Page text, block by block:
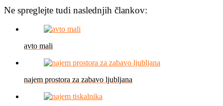
Ne spreglejte tudi naslednjih člankov:
avto mali
najem prostora za zabavo ljubljana